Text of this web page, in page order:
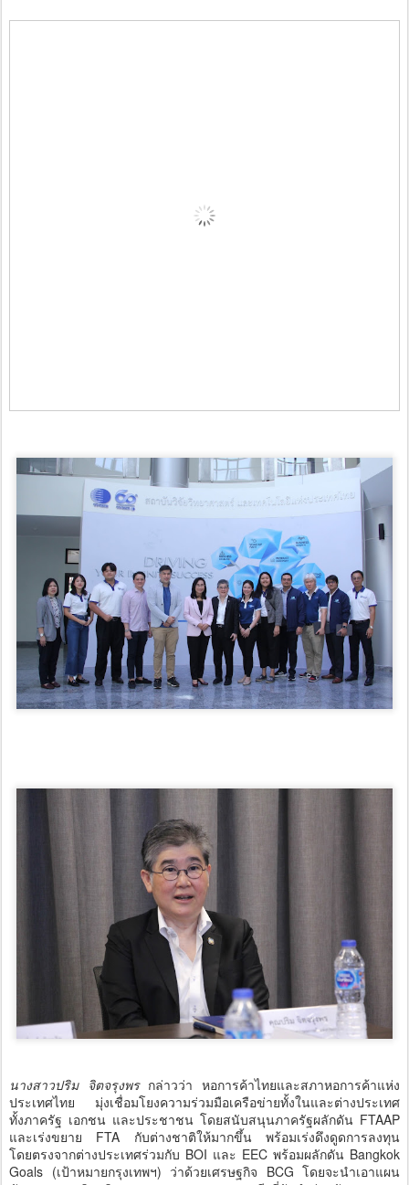
นางสาวปริม จิตจรุงพรกล่าวว่า หอการค้าไทยและสภาหอการค้าแห่ง
ประเทศไทย มุ่งเชื่อมโยงความร่วมมือเครือข่ายทั้งในและต่างประเทศ
ทั้งภาครัฐ เอกชน และประชาชน โดยสนับสนุนภาครัฐผลักดัน FTAAP
และเร่งขยาย FTA กับต่างชาติให้มากขึ้น พร้อมเร่งดึงดูดการลงทุน
โดยตรงจากต่างประเทศร่วมกับ BOI และ EEC พร้อมผลักดัน Bangkok
Goals (เป้าหมายกรุงเทพฯ) ว่าด้วยเศรษฐกิจ BCG โดยจะนำเอาแผน